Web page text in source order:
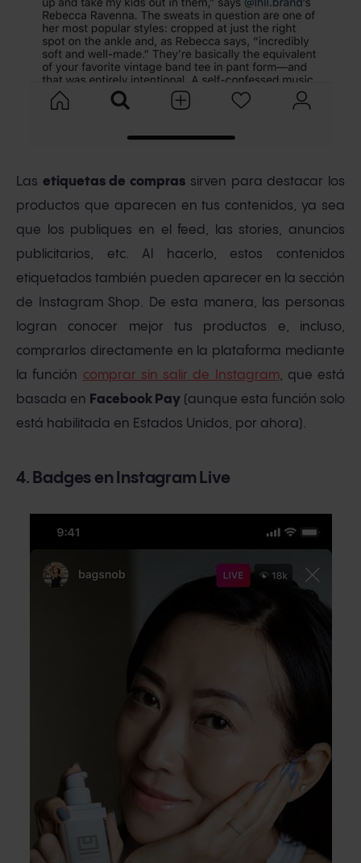
Las etiquetas de compras sirven para destacar los
productos que aparecen en tus contenidos, ya sea
que los publiques en el feed, las stories, anuncios
publicitarios, etc. Al hacerlo, estos contenidos
etiquetados también pueden aparecer en la sección
de Instagram Shop. De esta manera, las personas
logran conocer mejor tus productos e, incluso,
comprarlos directamente en la plataforma mediante
la función comprar sin salir de Instagram, que está
basada en Facebook Pay (aunque esta función solo
está habilitada en Estados Unidos, por ahora).
4. Badges en Instagram Live